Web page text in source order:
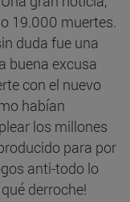
19.000 muertes.
duda fue una
buena excusa
con el nuevo
habían
los millones
para por
anti-todo lo
derroche!